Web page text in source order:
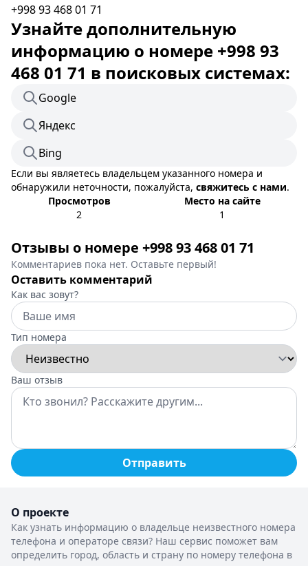
+998 93 468 01 71
Узнайте дополнительную
информацию о номере +998 93
468 01 71 в поисковых системах:
Google
Яндекс
Bing
Если вы являетесь владельцем указанного номера и
обнаружили неточности, пожалуйста, свяжитесь с нами.
Просмотров
2
Место на сайте
1
Отзывы о номере +998 93 468 01 71
Комментариев пока нет. Оставьте первый!
Оставить комментарий
Как вас зовут?
Тип номера
Ваш отзыв
Отправить
О проекте
Как узнать информацию о владельце неизвестного номера
телефона и операторе связи? Наш сервис поможет вам
определить город, область и страну по номеру телефона в